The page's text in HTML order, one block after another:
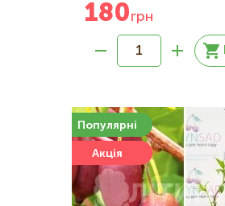
180грн
Популярні
Акція